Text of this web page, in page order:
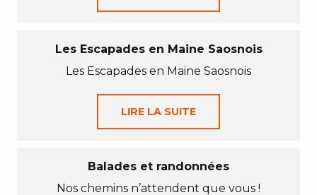
Les Escapades en Maine Saosnois
Les Escapades en Maine Saosnois
LIRE LA SUITE
Balades et randonnées
Nos chemins n’attendent que vous !